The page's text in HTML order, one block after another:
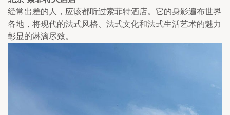
经常出差的人，应该都听过索菲特酒店。它的身影遍布世界
各地，将现代的法式风格、法式文化和法式生活艺术的魅力
彰显的淋漓尽致。